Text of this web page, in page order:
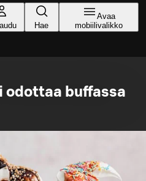
Hae
Avaa
mobiilivalikko
odottaa buffassa